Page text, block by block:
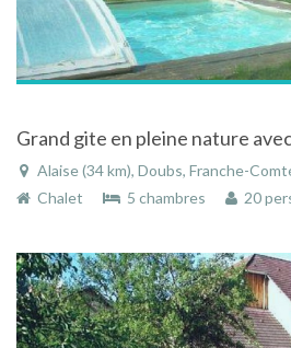
Alaise (34 km), Doubs, Franche-Comté,
Chalet
5 chambres 20